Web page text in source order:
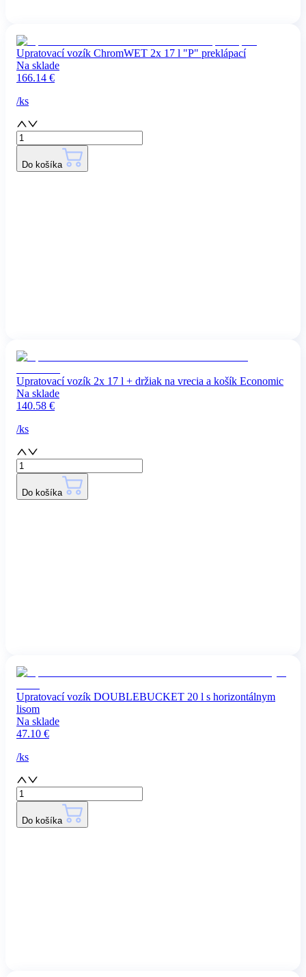
Upratovací vozík ChromWET 2x 17 l "P" preklápací
Na sklade
166.14 €
/ks
Do košíka
Upratovací vozík 2x 17 l + držiak na vrecia a košík Economic
Na sklade
140.58 €
/ks
Do košíka
Upratovací vozík DOUBLEBUCKET 20 l s horizontálnym
lisom
Na sklade
47.10 €
/ks
Do košíka